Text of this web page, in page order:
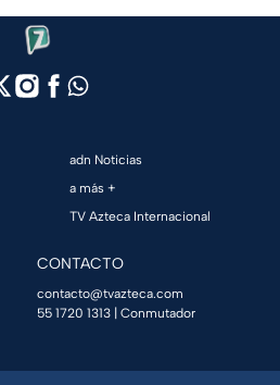
adn Noticias
a más +
TV Azteca Internacional
CONTACTO
contacto@tvazteca.com
55 1720 1313 | Conmutador